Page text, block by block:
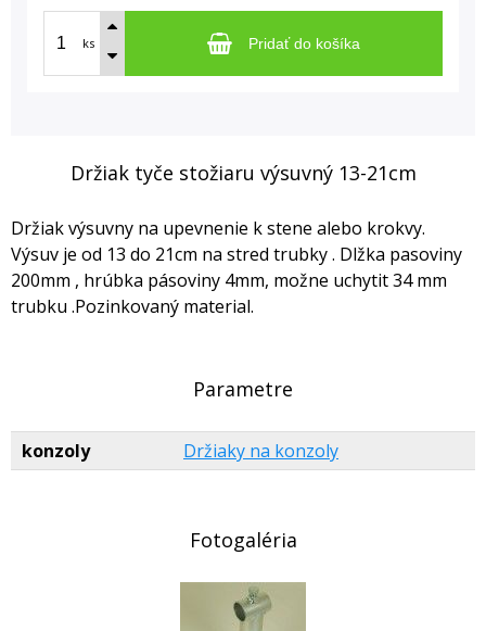
ks Pridať do košíka
Držiak tyče stožiaru výsuvný 13-21cm
Držiak výsuvny na upevnenie k stene alebo krokvy.
Výsuv je od 13 do 21cm na stred trubky . Dlžka pasoviny
200mm , hrúbka pásoviny 4mm, možne uchytit 34 mm
trubku .Pozinkovaný material.
Parametre
konzoly Držiaky na konzoly
Fotogaléria